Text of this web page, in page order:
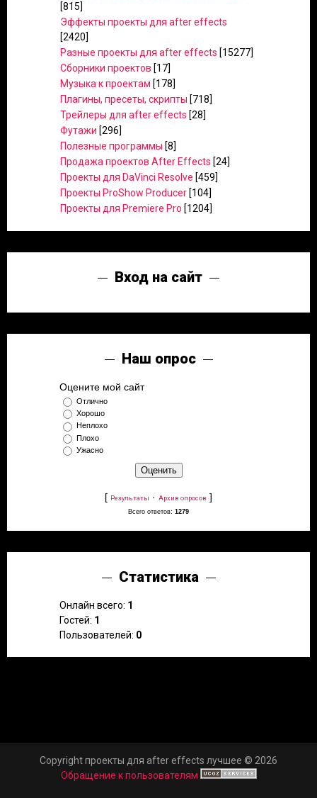
[815]
Эффекты проекты для after effects
[2420]
Разные проекты для after effects [15277]
Сборники проектов [17]
Музыка к проектам [178]
Плагины, пресеты, скрипты [718]
Трейлеры для after effects [28]
Футажи [296]
Полезные программы [8]
Продажа проектов After Effects [24]
Проекты для DaVinci Resolve [459]
Проекты ProShow Producer [104]
Проекты для Premiere Pro [1204]
Вход на сайт
Наш опрос
Оцените мой сайт
Отлично
Хорошо
Неплохо
Плохо
Ужасно
[ Результаты · Архив опросов ]
Всего ответов: 1279
Статистика
Онлайн всего: 1
Гостей: 1
Пользователей: 0
Copyright проекты для after effects лучшее © 2026
Обращение к пользователям